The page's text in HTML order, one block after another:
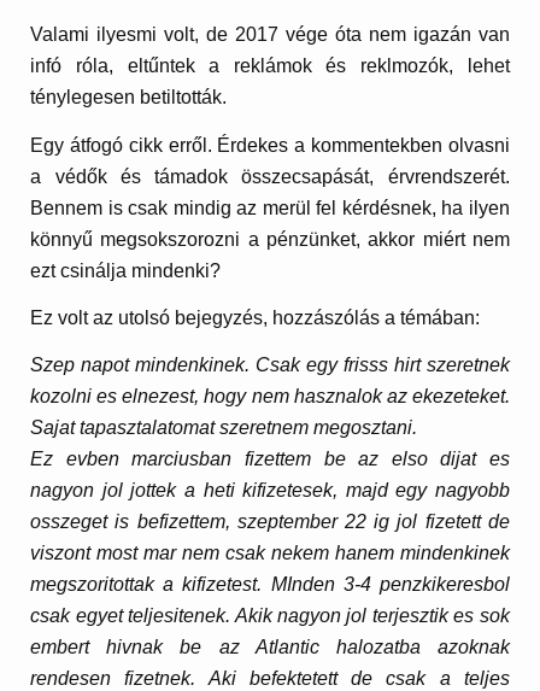
Valami ilyesmi volt, de 2017 vége óta nem igazán van
infó róla, eltűntek a reklámok és reklmozók, lehet
ténylegesen betiltották.
Egy átfogó cikk erről. Érdekes a kommentekben olvasni
a védők és támadok összecsapását, érvrendszerét.
Bennem is csak mindig az merül fel kérdésnek, ha ilyen
könnyű megsokszorozni a pénzünket, akkor miért nem
ezt csinálja mindenki?
Ez volt az utolsó bejegyzés, hozzászólás a témában:
Szep napot mindenkinek. Csak egy frisss hirt szeretnek
kozolni es elnezest, hogy nem hasznalok az ekezeteket.
Sajat tapasztalatomat szeretnem megosztani.
Ez evben marciusban fizettem be az elso dijat es
nagyon jol jottek a heti kifizetesek, majd egy nagyobb
osszeget is befizettem, szeptember 22 ig jol fizetett de
viszont most mar nem csak nekem hanem mindenkinek
megszoritottak a kifizetest. MInden 3-4 penzkikeresbol
csak egyet teljesitenek. Akik nagyon jol terjesztik es sok
embert hivnak be az Atlantic halozatba azoknak
rendesen fizetnek. Aki befektetett de csak a teljes